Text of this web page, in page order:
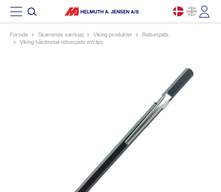
Forside skærende værktøj viking produkter
ridsespids
viking hårdmetal ridsespids m/clips